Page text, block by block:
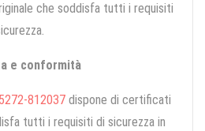
che soddisfa tutti i requisiti
e conformità
812037 dispone di certificati
tutti i requisiti di sicurezza in